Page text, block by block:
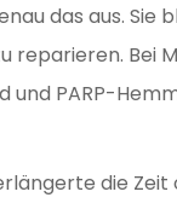
das aus. Sie
reparieren. Bei
PARP-
die Zeit